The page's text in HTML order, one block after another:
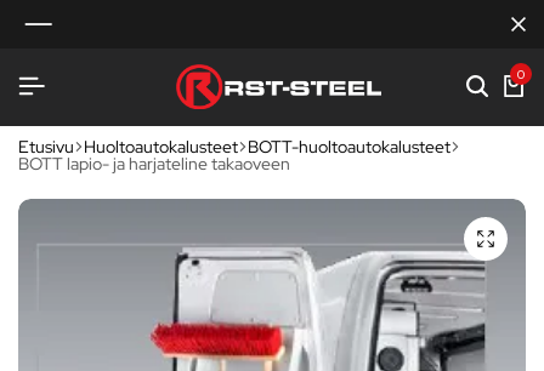
0
Etusivu Huoltoautokalusteet BOTT-huoltoautokalusteet
BOTT lapio- ja harjateline takaoveen